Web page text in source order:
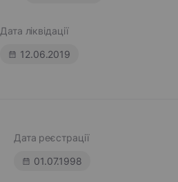
Дата ліквідації
12.06.2019
Дата реєстрації
01.07.1998